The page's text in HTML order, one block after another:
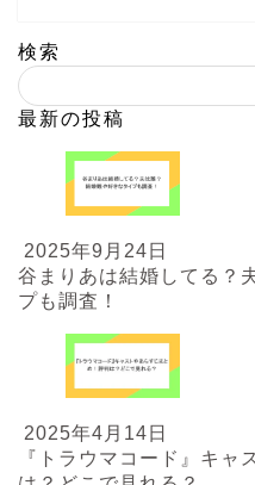
検索
最新の投稿
2025年9月24日
谷まりあは結婚してる？
プも調査！
2025年4月14日
『トラウマコード』キャ